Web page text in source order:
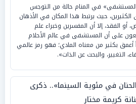
في المنام حالة من التوجس
حيث يرتبط هذا المكان في الأذهان
أو الفقد، إلا أن المفسرين وخبراء علم
على أن المستشفى في عالم الأحلام
أعمق بكثير من معناه المادي؛ فهو رمز عالمي
التغيير، والبحث عن الذات».
في مئوية السينما».. ذكرى
كريمة مختار